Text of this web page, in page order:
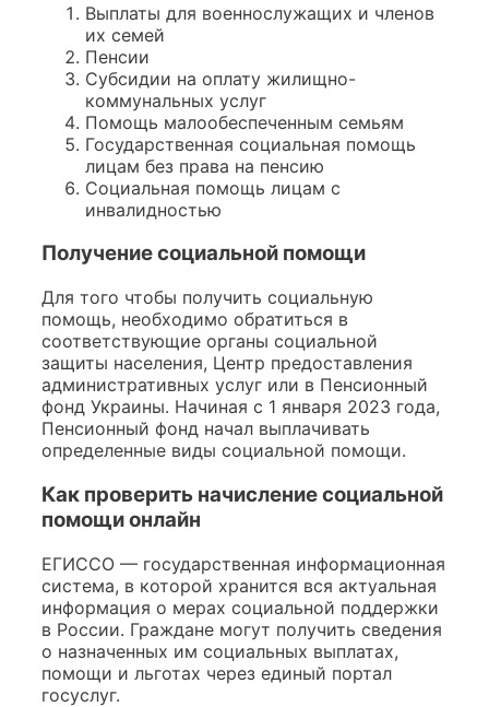
Выплаты для военнослужащих и членов
их семей
Пенсии
Субсидии на оплату жилищно-
коммунальных услуг
Помощь малообеспеченным семьям
Государственная социальная помощь
лицам без права на пенсию
Социальная помощь лицам с
инвалидностью
Получение социальной помощи
Для того чтобы получить социальную
помощь, необходимо обратиться в
соответствующие органы социальной
защиты населения, Центр предоставления
административных услуг или в Пенсионный
фонд Украины. Начиная с 1 января 2023 года,
Пенсионный фонд начал выплачивать
определенные виды социальной помощи.
Как проверить начисление социальной
помощи онлайн
ЕГИССО — государственная информационная
система, в которой хранится вся актуальная
информация о мерах социальной поддержки
в России. Граждане могут получить сведения
о назначенных им социальных выплатах,
помощи и льготах через единый портал
госуслуг.